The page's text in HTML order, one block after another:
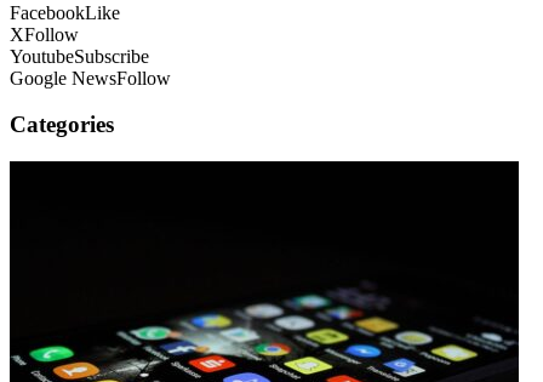
FacebookLike
XFollow
YoutubeSubscribe
Google NewsFollow
Categories